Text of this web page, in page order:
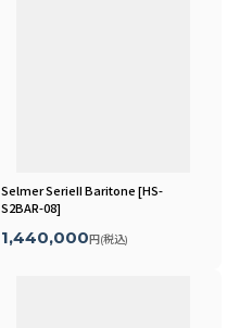
Selmer SerieII Baritone[HS-
S2BAR-08]
1,440,000円(税込)